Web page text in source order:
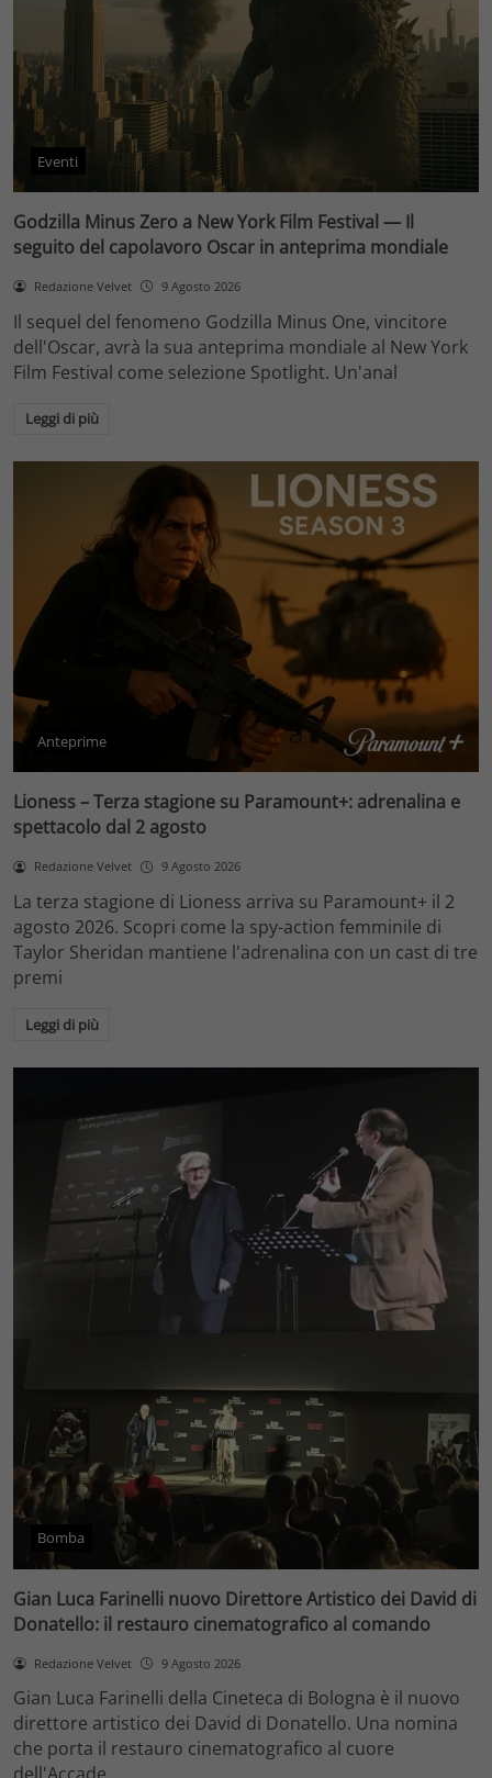
Eventi
Godzilla Minus Zero a New York Film Festival — Il
seguito del capolavoro Oscar in anteprima mondiale
Redazione Velvet 9 Agosto 2026
Il sequel del fenomeno Godzilla Minus One, vincitore
dell'Oscar, avrà la sua anteprima mondiale al New York
Film Festival come selezione Spotlight. Un'anal
Leggi di più
Anteprime
Lioness – Terza stagione su Paramount+: adrenalina e
spettacolo dal 2 agosto
Redazione Velvet 9 Agosto 2026
La terza stagione di Lioness arriva su Paramount+ il 2
agosto 2026. Scopri come la spy-action femminile di
Taylor Sheridan mantiene l'adrenalina con un cast di tre
premi
Leggi di più
Bomba
Gian Luca Farinelli nuovo Direttore Artistico dei David di
Donatello: il restauro cinematografico al comando
Redazione Velvet 9 Agosto 2026
Gian Luca Farinelli della Cineteca di Bologna è il nuovo
direttore artistico dei David di Donatello. Una nomina
che porta il restauro cinematografico al cuore